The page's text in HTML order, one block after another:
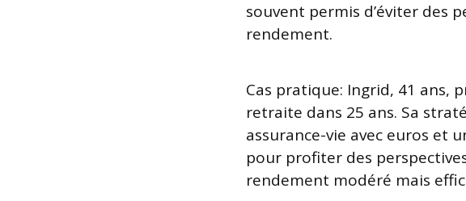
souvent permis d’éviter des
rendement.
Cas pratique: Ingrid, 41 ans,
retraite dans 25 ans. Sa
assurance-vie avec euros et
pour profiter des
rendement modéré mais